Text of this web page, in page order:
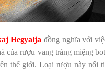
Hegyalja đồng nghĩa với
rượu vang tráng miệng
thế giới. Loại rượu này nổi